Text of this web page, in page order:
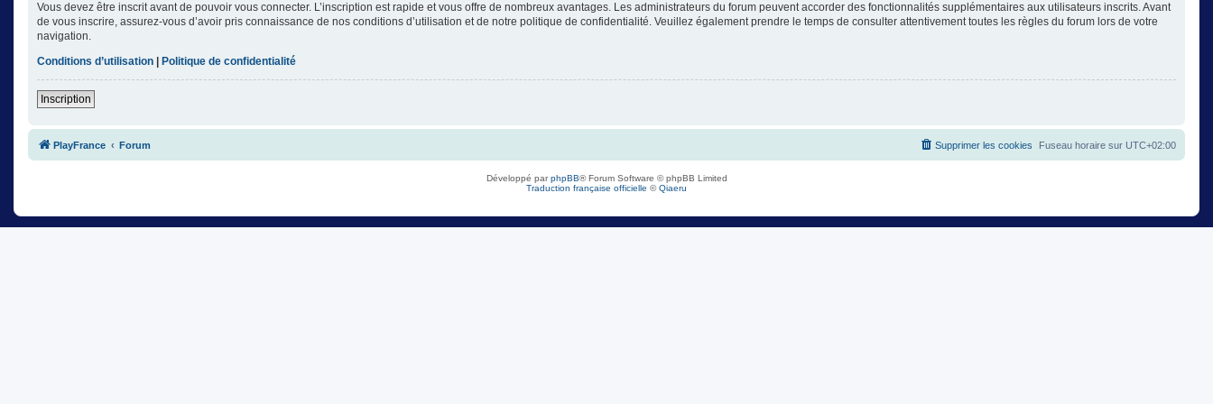
Vous devez être inscrit avant de pouvoir vous connecter. L’inscription est rapide et vous offre de nombreux avantages. Les administrateurs du forum peuvent accorder des fonctionnalités supplémentaires aux utilisateurs inscrits. Avant
de vous inscrire, assurez-vous d’avoir pris connaissance de nos conditions d’utilisation et de notre politique de confidentialité. Veuillez également prendre le temps de consulter attentivement toutes les règles du forum lors de votre
navigation.
Conditions d’utilisation | Politique de confidentialité
Inscription
PlayFrance Forum Fuseau horaire sur UTC+02:00
Supprimer les cookies
Développé parphpBB® Forum Software © phpBB Limited
Traduction française officielle ©Qiaeru